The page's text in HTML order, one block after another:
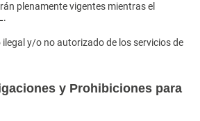
plenamente vigentes mientras el
y/o no autorizado de los servicios de
y Prohibiciones para